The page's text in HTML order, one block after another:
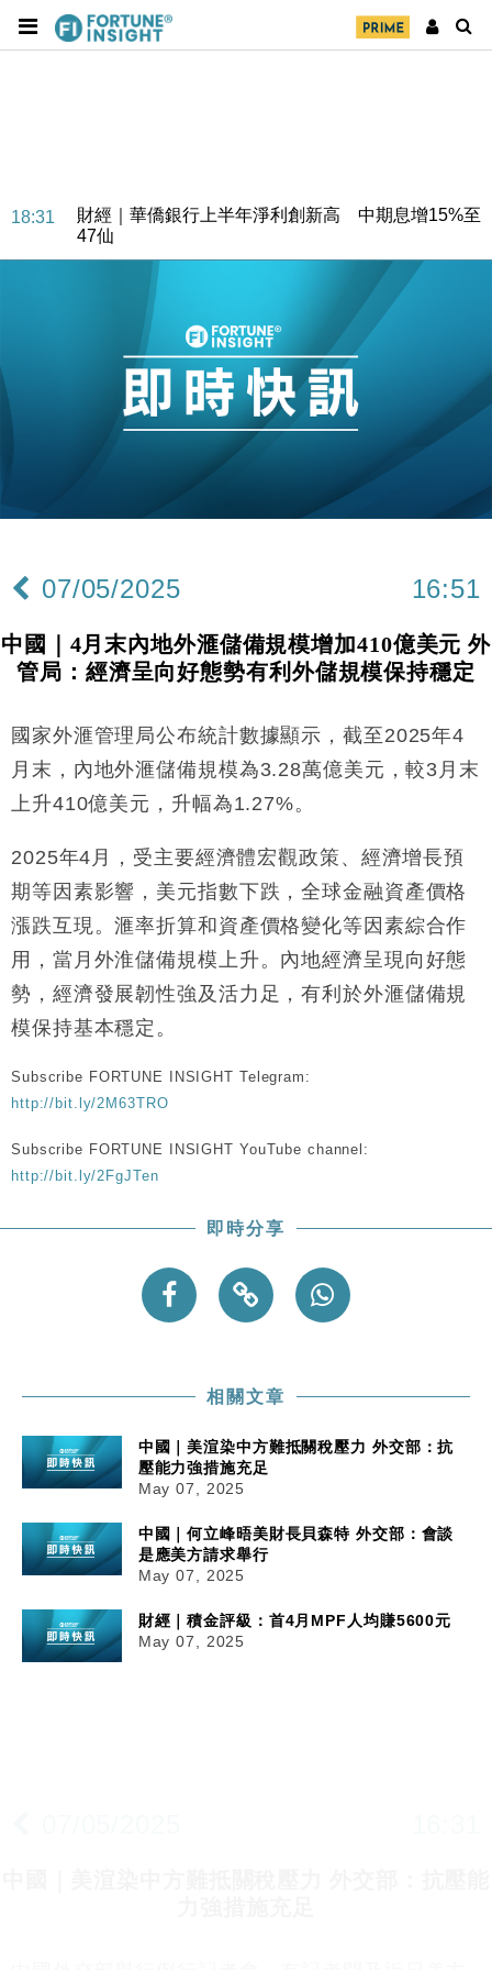
18:31
財經｜華僑銀行上半年淨利創新高 中期息增15%至
47仙
財經｜滙豐上調香港今年GDP預測至4.5% 看好貿易
及消費表現
本地｜假冒內地執法人員要求交「保證金」 43歲女子
損失近6900萬元
財經｜日經失守6.5萬點後回穩 全周仍升近2%
15:47
財經｜恒隆10月換帥 玩具「反」斗城亞洲CEO蔡德
財經｜韓股反覆波動收跌 連挫7周創逾3年最長跌勢
12:44
財經｜日本春季三度入市撐日圓 4月單日斥6.28萬億
11:12
國際｜特朗普料美伊戰事快結束 承認部分彈藥庫存緊
張
司
18:31
財經｜華僑銀行上半年淨利創新高 中期息增15%至
47仙
財經｜滙豐上調香港今年GDP預測至4.5% 看好貿易
損失近6900萬元
16:05
財經｜日經失守6.5萬點後回穩 全周仍升近2%
15:47
財經｜恒隆10月換帥 玩具「反」斗城亞洲CEO蔡德
粦接任
15:11
財經｜韓股反覆波動收跌 連挫7周創逾3年最長跌勢
13:44
財經｜內地7月美元計價出口增近24%勝預期 貿易順
差達1125億美元
12:44
財經｜日本春季三度入市撐日圓 4月單日斥6.28萬億
日圓干預創新高
張
07/05/2025 16:51
中國｜4月末內地外滙儲備規模增加410億美元 外
管局：經濟呈向好態勢有利外儲規模保持穩定
國家外滙管理局公布統計數據顯示，截至2025年4
月末，內地外滙儲備規模為3.28萬億美元，較3月末
上升410億美元，升幅為1.27%。
2025年4月，受主要經濟體宏觀政策、經濟增長預
期等因素影響，美元指數下跌，全球金融資產價格
漲跌互現。滙率折算和資產價格變化等因素綜合作
用，當月外淮儲備規模上升。內地經濟呈現向好態
勢，經濟發展韌性強及活力足，有利於外滙儲備規
模保持基本穩定。
Subscribe FORTUNE INSIGHT Telegram:
http://bit.ly/2M63TRO
Subscribe FORTUNE INSIGHT YouTube channel:
http://bit.ly/2FgJTen
即時分享
相關文章
中國｜美渲染中方難抵關稅壓力 外交部：抗
壓能力強措施充足
May 07, 2025
中國｜何立峰晤美財長貝森特 外交部：會談
是應美方請求舉行
May 07, 2025
財經｜積金評級：首4月MPF人均賺5600元
May 07, 2025